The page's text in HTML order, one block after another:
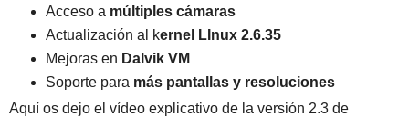
Acceso a múltiples cámaras
Actualización al kernel LInux 2.6.35
Mejoras en Dalvik VM
Soporte para más pantallas y resoluciones
Aquí os dejo el vídeo explicativo de la versión 2.3 de